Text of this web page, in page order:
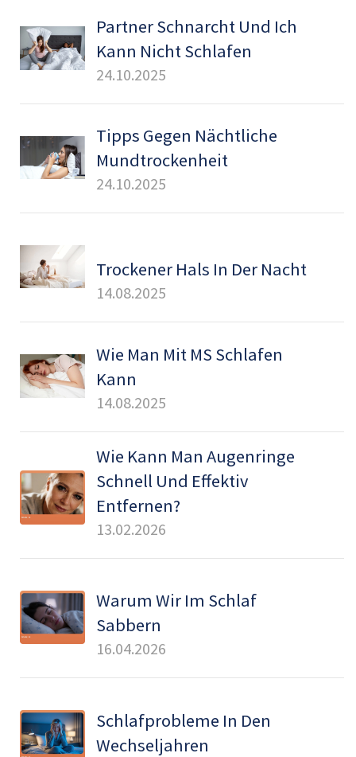
Partner Schnarcht Und Ich
Kann Nicht Schlafen
24.10.2025
Tipps Gegen Nächtliche
Mundtrockenheit
24.10.2025
Trockener Hals In Der Nacht
14.08.2025
Wie Man Mit MS Schlafen
Kann
14.08.2025
Wie Kann Man Augenringe
Schnell Und Effektiv
Entfernen?
13.02.2026
Warum Wir Im Schlaf
Sabbern
16.04.2026
Schlafprobleme In Den
Wechseljahren